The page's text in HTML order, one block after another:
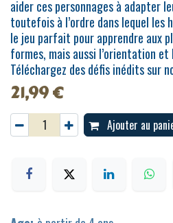
aider ces personnages à adapter
toutefois à l’ordre dans lequel les
le jeu parfait pour apprendre aux
formes, mais aussi l’orientation et
Téléchargez des défis inédits sur
21,99€
Ajouter au